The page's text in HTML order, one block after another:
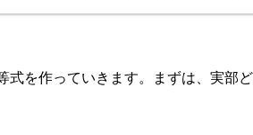
を作っていきます。まずは、実部ど